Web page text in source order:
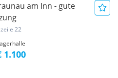
am Inn - gute
22
1.100